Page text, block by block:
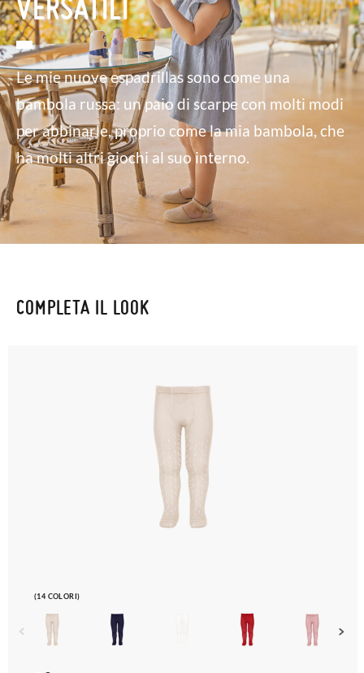
VERSATILI
Le mie nuove espadrillas sono come una
bambola russa: un paio di scarpe con molti modi
per abbinarle, proprio come la mia bambola, che
ha molti altri giochi al suo interno.
COMPLETA IL LOOK
(14 COLORI)